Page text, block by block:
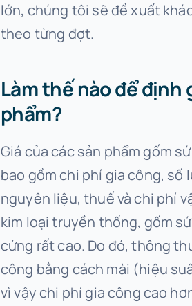
lớn, chúng tôi sẽ đề xuất
theo từng đợt.
Làm thế nào để định
phẩm?
Giá của các sản phẩm gốm
bao gồm chi phí gia công, số
nguyên liệu, thuế và chi phí
kim loại truyền thống, gốm
cứng rất cao. Do đó, thông
công bằng cách mài (hiệu
vì vậy chi phí gia công cao